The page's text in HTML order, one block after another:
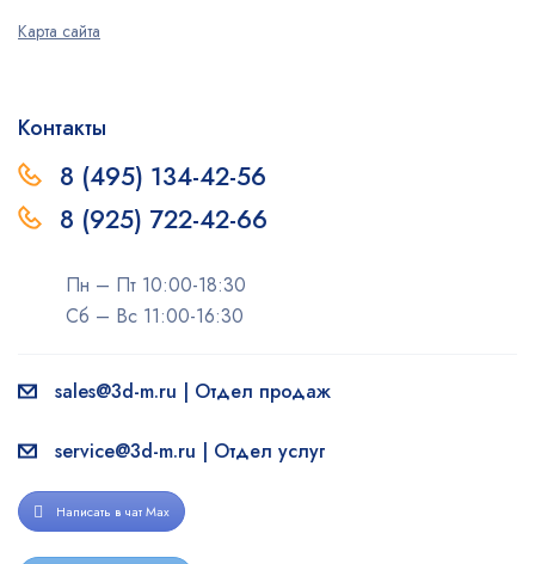
Карта сайта
Контакты
8 (495) 134-42-56
8 (925) 722-42-66
Пн – Пт 10:00-18:30
Сб – Вс 11:00-16:30
sales@3d-m.ru | Отдел продаж
service@3d-m.ru | Отдел услуг
Написать в чат Max